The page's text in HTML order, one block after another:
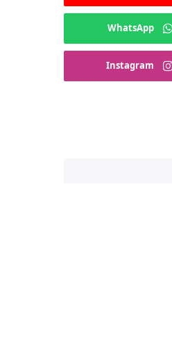
WhatsApp
Instagram